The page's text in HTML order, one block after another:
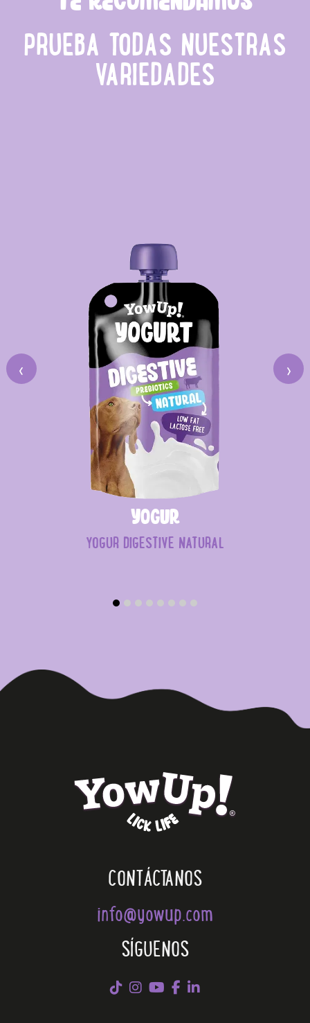
PRUEBA TODAS NUESTRAS
VARIEDADES
‹
Yogur
YOGUR DIGESTIVE NATURAL
›
CONTÁCTANOS
info@yowup.com
SÍGUENOS